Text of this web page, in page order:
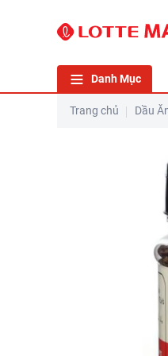
Danh Mục
Trang chủ Dầu